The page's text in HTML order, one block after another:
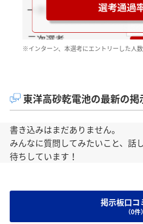
※インターン、本選考にエントリーした人
東洋高砂乾電池の最新の掲
書き込みはまだありません。
みんなに質問してみたいこと、話
待ちしています！
掲示板口コ
（0件）